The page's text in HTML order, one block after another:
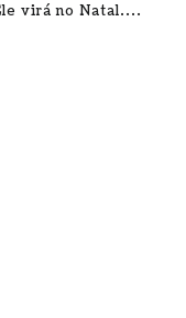
virá no Natal....